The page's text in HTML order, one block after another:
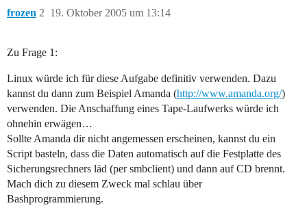
frozen 19. Oktober 2005 um 13:14
2
Zu Frage 1:
Linux würde ich für diese Aufgabe definitiv verwenden. Dazu
kannst du dann zum Beispiel Amanda (http://www.amanda.org/)
verwenden. Die Anschaffung eines Tape-Laufwerks würde ich
ohnehin erwägen…
Sollte Amanda dir nicht angemessen erscheinen, kannst du ein
Script basteln, dass die Daten automatisch auf die Festplatte des
Sicherungsrechners läd (per smbclient) und dann auf CD brennt.
Mach dich zu diesem Zweck mal schlau über
Bashprogrammierung.